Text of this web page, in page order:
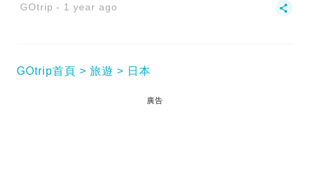
GOtrip 1 year ago
GOtrip首頁 旅遊 日本
廣告